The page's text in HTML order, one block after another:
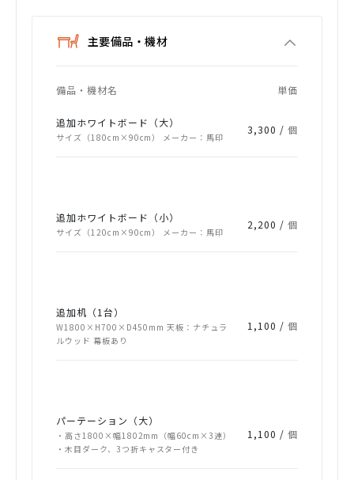
主要備品・機材
備品・機材名 単価
追加ホワイトボード（大）
サイズ（180cm×90cm） メーカー：馬印
3,300 /個
追加ホワイトボード（小）
サイズ（120cm×90cm） メーカー：馬印
2,200 /個
追加机（1台）
W1800×H700×D450mm 天板：ナチュラ
ルウッド 幕板あり
1,100 /個
パーテーション（大）
・高さ1800×幅1802mm（幅60cm×3連）
・木目ダーク、3つ折キャスター付き
1,100 /個